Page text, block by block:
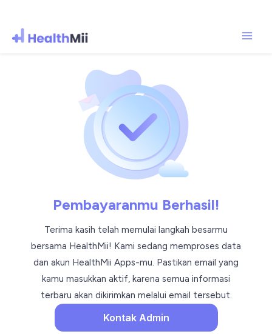
Pembayaranmu Berhasil!
Terima kasih telah memulai langkah besarmu
bersama HealthMii! Kami sedang memproses data
dan akun HealthMii Apps-mu. Pastikan email yang
kamu masukkan aktif, karena semua informasi
terbaru akan dikirimkan melalui email tersebut.
Kontak Admin